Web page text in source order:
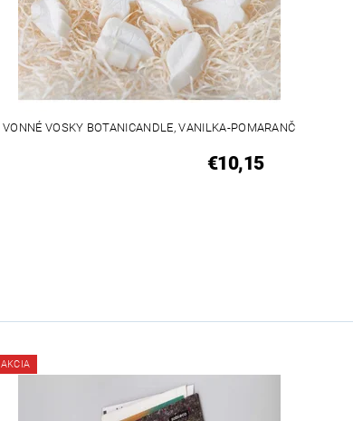
VONNÉ VOSKY BOTANICANDLE, VANILKA-POMARANČ
€10,15
AKCIA